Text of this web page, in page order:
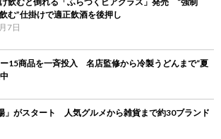
む”仕掛けで適正飲酒を後押し
7日
15商品を一斉投入 名店監修から冷製うどんまで“夏
」がスタート 人気グルメから雑貨まで約30ブランド